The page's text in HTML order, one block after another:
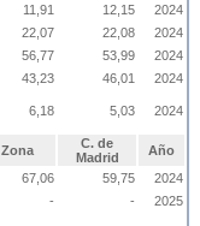
11,91 12,15 2024
22,07 22,08 2024
56,77 53,99 2024
43,23 46,01 2024
6,18 5,03 2024
Zona
C. de
Madrid
Año
67,06 59,75 2024
- - 2025